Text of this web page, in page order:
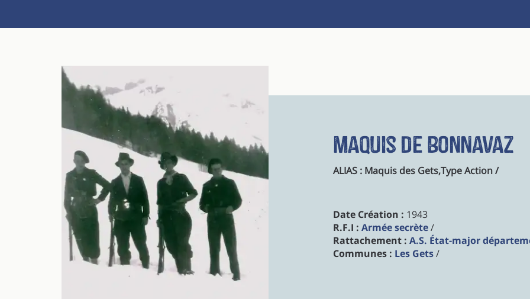
Maquis de Bonnavaz
ALIAS : Maquis des Gets,Type Action /
Date Création : 1943
R.F.I : Armée secrète/
Rattachement : A.S. État-major
Communes : Les Gets/